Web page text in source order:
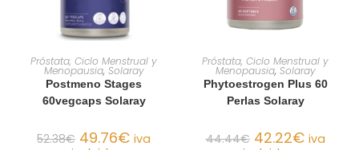
AÑADIR AL CARRITO
Próstata, Ciclo Menstrual y
Menopausia, Solaray
Postmeno Stages
60vegcaps Solaray
52.38€ 49.76€ iva
AÑADIR AL CARRITO
Próstata, Ciclo Menstrual y
Menopausia, Solaray
Phytoestrogen Plus 60
Perlas Solaray
44.44€ 42.22€ iva